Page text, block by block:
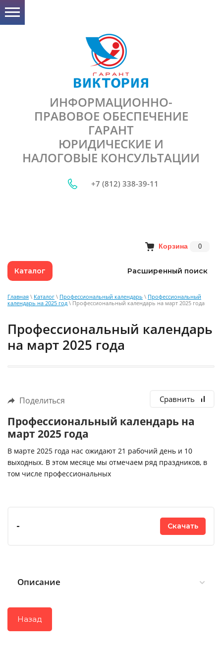
ИНФОРМАЦИОННО-
ПРАВОВОЕ ОБЕСПЕЧЕНИЕ
ГАРАНТ
ЮРИДИЧЕСКИЕ И
НАЛОГОВЫЕ КОНСУЛЬТАЦИИ
+7 (812) 338-39-11
Корзина 0
Каталог Расширенный поиск
Главная \ Каталог \ Профессиональный календарь \ Профессиональный
календарь на 2025 год \ Профессиональный календарь на март 2025 года
Профессиональный календарь
на март 2025 года
Поделиться Сравнить
Профессиональный календарь на
март 2025 года
В марте 2025 года нас ожидают 21 рабочий день и 10
выходных. В этом месяце мы отмечаем ряд праздников, в
том числе профессиональных
- Скачать
Описание
Назад